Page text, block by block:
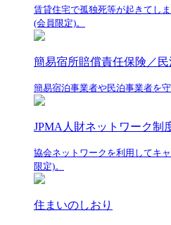
賃貸住宅で孤独死等が起きてし
(会員限定)。
簡易宿所賠償責任保険／
簡易宿泊事業者や民泊事業者を
JPMA人財ネットワーク制
協会ネットワークを利用してキ
限定)。
住まいのしおり